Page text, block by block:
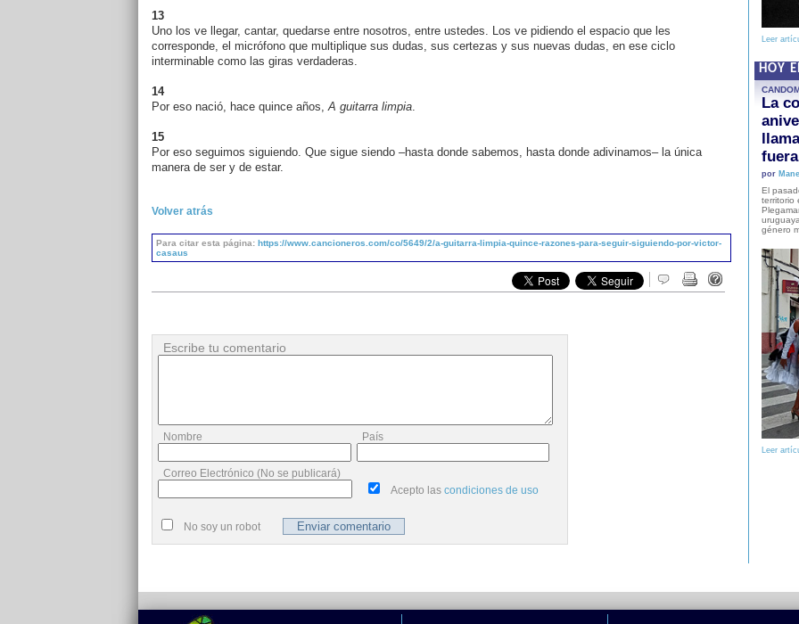
13
Uno los ve llegar, cantar, quedarse entre nosotros, entre ustedes. Los ve pidiendo el espacio que les
corresponde, el micrófono que multiplique sus dudas, sus certezas y sus nuevas dudas, en ese ciclo
interminable como las giras verdaderas.
14
Por eso nació, hace quince años,A guitarra limpia.
15
Por eso seguimos siguiendo. Que sigue siendo –hasta donde sabemos, hasta donde adivinamos– la única
manera de ser y de estar.
Volver atrás
Para citar esta página: https://www.cancioneros.com/co/5649/2/a-guitarra-limpia-quince-razones-para-seguir-siguiendo-por-victor-
casaus
Escribe tu comentario
Nombre País
Correo Electrónico (No se publicará)
Acepto las condiciones de uso
No soy un robot
Leer
HOY
La
por
El
territorio
género
Leer